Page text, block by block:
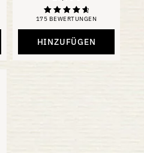
175 BEWERTUNGEN
Bewertung
HINZUFÜGEN